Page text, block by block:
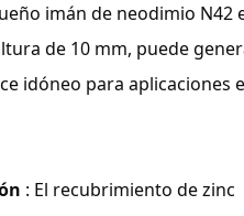
imán de neodimio N42
de 10 mm, puede
idóneo para aplicaciones
: El recubrimiento de zinc